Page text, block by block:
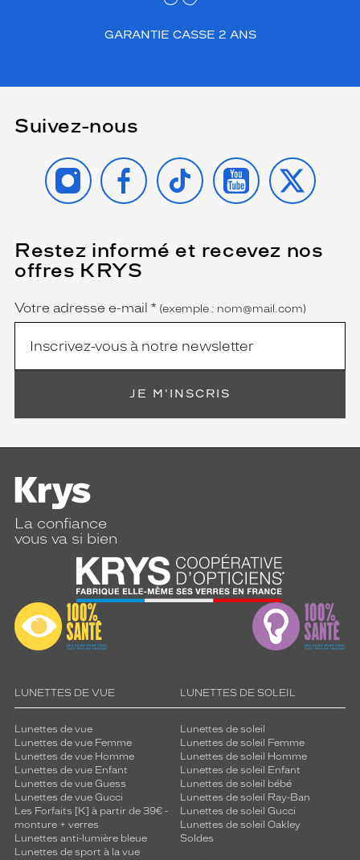
GARANTIE CASSE 2 ANS
Suivez-nous
INSTAGRAMFACEBOOK
TIKTOK YOUTUBE
X
Restez informé et recevez nos
offres KRYS
Name
Votre adresse e-mail *
(Ce
champ
est
obligatoire)
(exemple : nom@mail.com)
JE M'INSCRIS
La confiance
vous va si bien
LUNETTES DE VUE
Lunettes de vue
Lunettes de vue Femme
Lunettes de vue Homme
Lunettes de vue Enfant
Lunettes de vue Guess
Lunettes de vue Gucci
Les Forfaits [K] à partir de 39€ -
monture + verres
Lunettes anti-lumière bleue
Lunettes de sport à la vue
LUNETTES DE SOLEIL
Lunettes de soleil
Lunettes de soleil Femme
Lunettes de soleil Homme
Lunettes de soleil Enfant
Lunettes de soleil bébé
Lunettes de soleil Ray-Ban
Lunettes de soleil Gucci
Lunettes de soleil Oakley
Soldes